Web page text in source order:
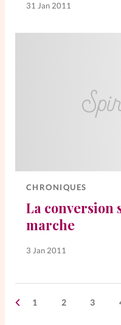
31 Jan 2011
CHRONIQUES
La conversion
marche
3 Jan 2011
1 2 3